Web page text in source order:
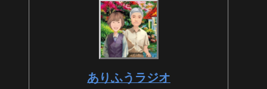
ありふうラジオ